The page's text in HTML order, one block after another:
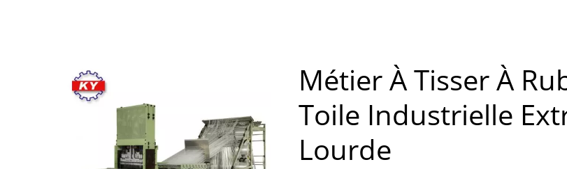
Métier À Tisser À
Toile Industrielle
Lourde